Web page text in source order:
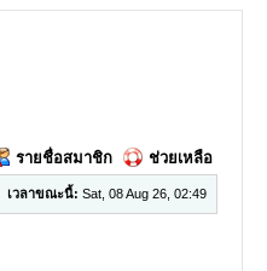
รายชื่อสมาชิก ช่วยเหลือ
เวลาขณะนี้: Sat, 08 Aug 26, 02:49